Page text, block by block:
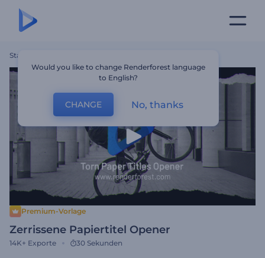
Startseite
Premium-Vorlage
Zerrissene Papiertitel Opener
14K+ Exporte 30 Sekunden
Would you like to change Renderforest language
to English?
CHANGE No, thanks